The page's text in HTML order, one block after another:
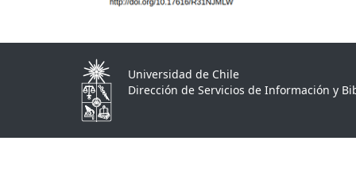
Universidad de Chile
Dirección de Servicios de Información y